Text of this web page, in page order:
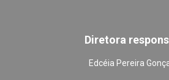
Diretora
Edcéia Pereira